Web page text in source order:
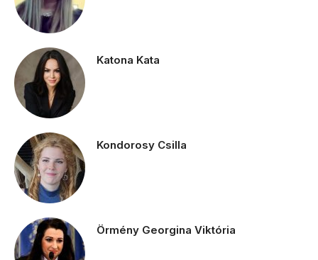
Katona Kata
Kondorosy Csilla
Örmény Georgina Viktória